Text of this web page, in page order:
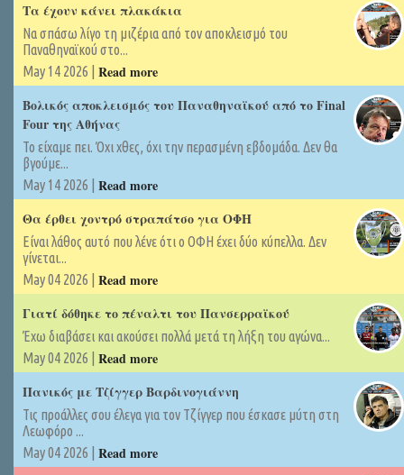
Τα έχουν κάνει πλακάκια
Να σπάσω λίγο τη μιζέρια από τον αποκλεισμό του
Παναθηναϊκού στο...
May 14 2026 | Read more
Βολικός αποκλεισμός του Παναθηναϊκού από το Final
Four της Αθήνας
Το είχαμε πει. Όχι χθες, όχι την περασμένη εβδομάδα. Δεν θα
βγούμε...
May 14 2026 | Read more
Θα έρθει χοντρό στραπάτσο για ΟΦΗ
Είναι λάθος αυτό που λένε ότι ο ΟΦΗ έχει δύο κύπελλα. Δεν
γίνεται...
May 04 2026 | Read more
Γιατί δόθηκε το πέναλτι του Πανσερραϊκού
Έχω διαβάσει και ακούσει πολλά μετά τη λήξη του αγώνα...
May 04 2026 | Read more
Πανικός με Τζίγγερ Βαρδινογιάννη
Τις προάλλες σου έλεγα για τον Τζίγγερ που έσκασε μύτη στη
Λεωφόρο ...
May 04 2026 | Read more